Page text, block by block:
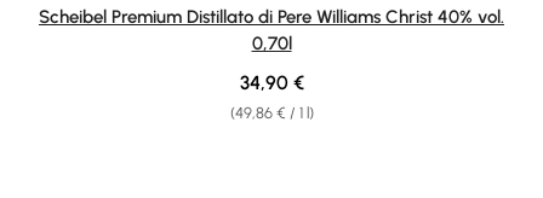
Scheibel Premium Distillato di Pere Williams Christ 40% vol.
0,70l
(49,86 € / 1 l)
Regular price:
34,90 €